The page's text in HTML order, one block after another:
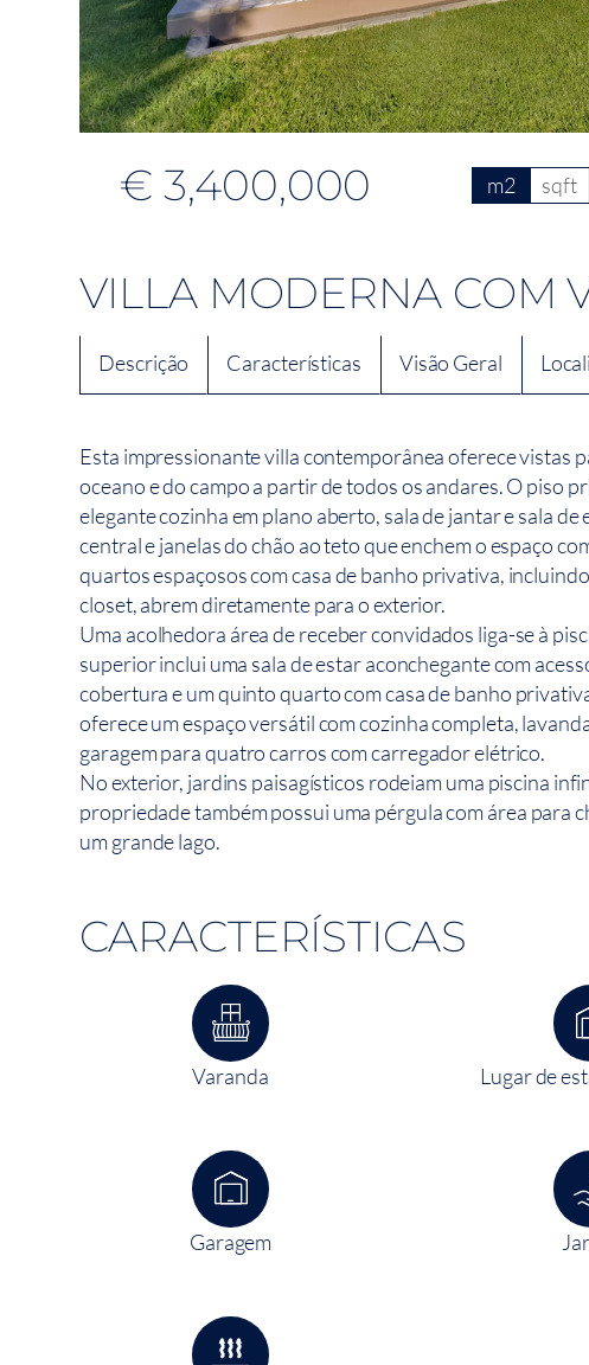
€ 3,400,000 m2 sqft
VILLA MODERNA COM
Descrição Características Visão Geral
Esta impressionante villa contemporânea oferece vistas
oceano e do campo a partir de todos os andares. O piso
elegante cozinha em plano aberto, sala de jantar e sala de
central e janelas do chão ao teto que enchem o espaço
quartos espaçosos com casa de banho privativa,
closet, abrem diretamente para o exterior.
Uma acolhedora área de receber convidados liga-se à
superior inclui uma sala de estar aconchegante com
cobertura e um quinto quarto com casa de banho
oferece um espaço versátil com cozinha completa,
garagem para quatro carros com carregador elétrico.
No exterior, jardins paisagísticos rodeiam uma piscina
propriedade também possui uma pérgula com área para
um grande lago.
CARACTERÍSTICAS
Varanda Lugar de
Garagem